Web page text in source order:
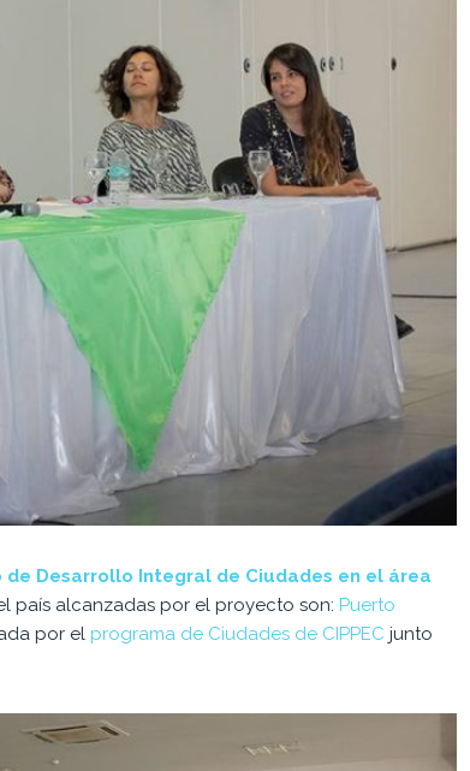
de Desarrollo Integral de Ciudades en el área
país alcanzadas por el proyecto son: Puerto
por el programa de Ciudades de CIPPEC junto